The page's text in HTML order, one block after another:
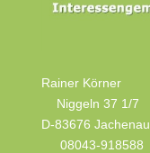
Rainer Körner
Niggeln 37 1/7
D-83676 Jachenau
08043-918588